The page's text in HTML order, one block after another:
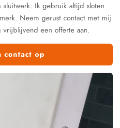
sluitwerk. Ik gebruik altijd sloten
Neem gerust contact met mij
een offerte aan.
contact op